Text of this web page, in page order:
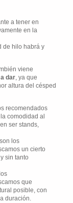
a tener en
en la
de hilo habrá y
viene
dar, ya que
altura del césped
recomendados
comodidad al
ser stands,
los
un cierto
sin tanto
que
posible, con
duración.